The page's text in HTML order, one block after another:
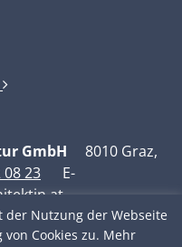
GmbH 8010 Graz,
08 23 E-
der Nutzung der Webseite
Cookies zu. Mehr